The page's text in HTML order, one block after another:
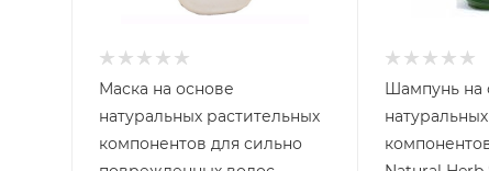
Маска на основе
натуральных растительных
компонентов для сильно
Шампунь на